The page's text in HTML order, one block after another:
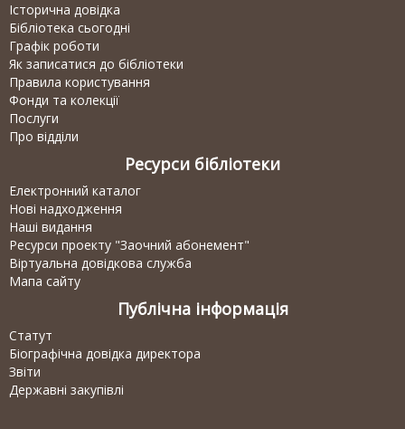
Історична довідка
Бібліотека сьогодні
Графік роботи
Як записатися до бібліотеки
Правила користування
Фонди та колекції
Послуги
Про відділи
Ресурси бібліотеки
Електронний каталог
Нові надходження
Наші видання
Ресурси проекту "Заочний абонемент"
Віртуальна довідкова служба
Мапа сайту
Публічна інформація
Статут
Біографічна довідка директора
Звіти
Державні закупівлі